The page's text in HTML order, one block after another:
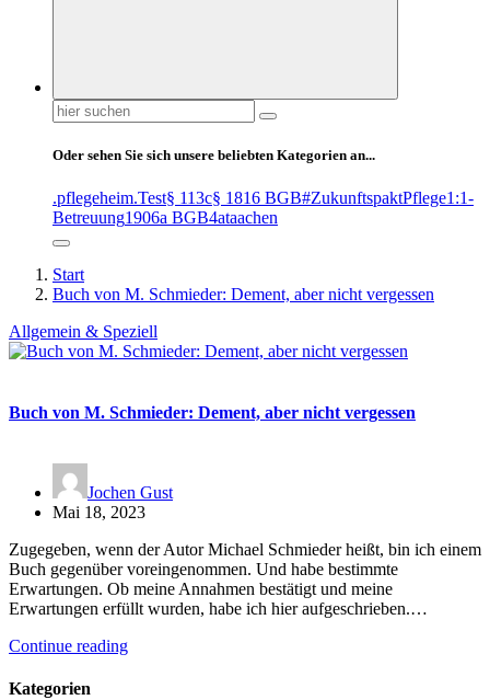
Suchen
nach:
Oder sehen Sie sich unsere beliebten Kategorien an...
.pflegeheim.Test§ 113c§ 1816 BGB#ZukunftspaktPflege1:1-
Betreuung1906a BGB4ataachen
Start
Buch von M. Schmieder: Dement, aber nicht vergessen
Allgemein & Speziell
Buch von M. Schmieder: Dement, aber nicht vergessen
Jochen Gust
Mai 18, 2023
Zugegeben, wenn der Autor Michael Schmieder heißt, bin ich einem
Buch gegenüber voreingenommen. Und habe bestimmte
Erwartungen. Ob meine Annahmen bestätigt und meine
Erwartungen erfüllt wurden, habe ich hier aufgeschrieben.…
Continue reading
Kategorien